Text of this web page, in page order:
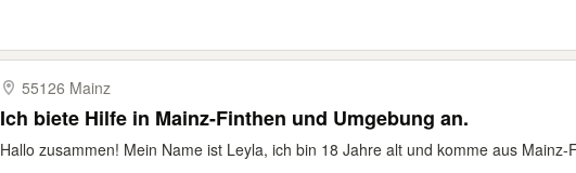
55126 Mainz
Ich biete Hilfe in Mainz-Finthen und Umgebung an.
Hallo zusammen! Mein Name ist Leyla, ich bin 18 Jahre alt und komme aus Mainz-